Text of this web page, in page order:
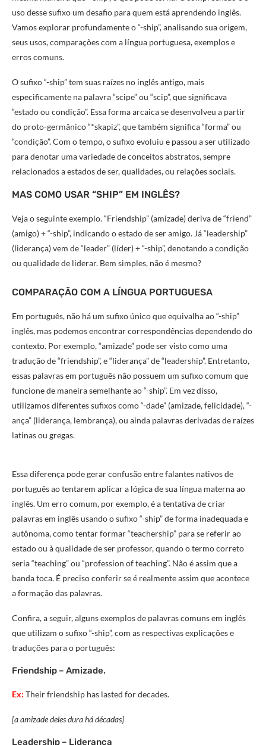
uso desse sufixo um desafio para quem está aprendendo inglês.
Vamos explorar profundamente o “-ship”, analisando sua origem,
seus usos, comparações com a língua portuguesa, exemplos e
erros comuns.
O sufixo “-ship” tem suas raízes no inglês antigo, mais
especificamente na palavra “scipe” ou “scip”, que significava
“estado ou condição”. Essa forma arcaica se desenvolveu a partir
do proto-germânico “*skapiz”, que também significa “forma” ou
“condição”. Com o tempo, o sufixo evoluiu e passou a ser utilizado
para denotar uma variedade de conceitos abstratos, sempre
relacionados a estados de ser, qualidades, ou relações sociais.
MAS COMO USAR “SHIP” EM INGLÊS?
Veja o seguinte exemplo. “Friendship” (amizade) deriva de “friend”
(amigo) + “-ship”, indicando o estado de ser amigo. Já “leadership”
(liderança) vem de “leader” (líder) + “-ship”, denotando a condição
ou qualidade de liderar. Bem simples, não é mesmo?
COMPARAÇÃO COM A LÍNGUA PORTUGUESA
Em português, não há um sufixo único que equivalha ao “-ship”
inglês, mas podemos encontrar correspondências dependendo do
contexto. Por exemplo, “amizade” pode ser visto como uma
tradução de “friendship”, e “liderança” de “leadership”. Entretanto,
essas palavras em português não possuem um sufixo comum que
funcione de maneira semelhante ao “-ship”. Em vez disso,
utilizamos diferentes sufixos como “-dade” (amizade, felicidade), “-
ança” (liderança, lembrança), ou ainda palavras derivadas de raízes
latinas ou gregas.
Essa diferença pode gerar confusão entre falantes nativos de
português ao tentarem aplicar a lógica de sua língua materna ao
inglês. Um erro comum, por exemplo, é a tentativa de criar
palavras em inglês usando o sufixo “-ship” de forma inadequada e
autônoma, como tentar formar “teachership” para se referir ao
estado ou à qualidade de ser professor, quando o termo correto
seria “teaching” ou “profession of teaching”. Não é assim que a
banda toca. É preciso conferir se é realmente assim que acontece
a formação das palavras.
Confira, a seguir, alguns exemplos de palavras comuns em inglês
que utilizam o sufixo “-ship”, com as respectivas explicações e
traduções para o português:
Friendship – Amizade.
Ex: Their friendship has lasted for decades.
[a amizade deles dura há décadas]
Leadership – Liderança